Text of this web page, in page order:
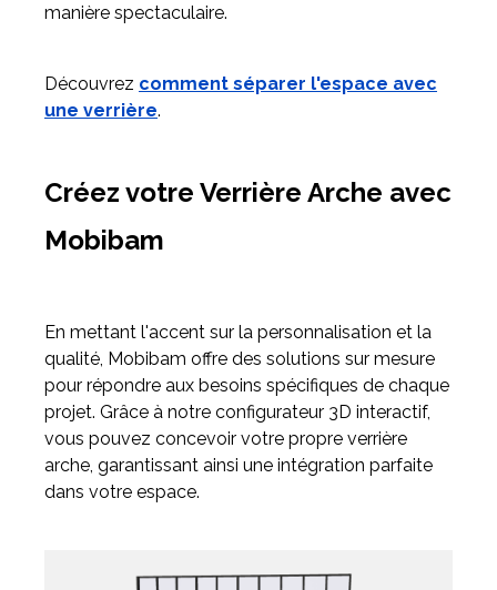
manière spectaculaire.
Découvrez comment séparer l'espace avec
une verrière.
Créez votre Verrière Arche avec
Mobibam
En mettant l'accent sur la personnalisation et la
qualité, Mobibam offre des solutions sur mesure
pour répondre aux besoins spécifiques de chaque
projet. Grâce à notre configurateur 3D interactif,
vous pouvez concevoir votre propre verrière
arche, garantissant ainsi une intégration parfaite
dans votre espace.